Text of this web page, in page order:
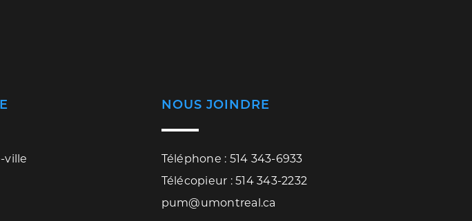
ville
NOUS JOINDRE
Téléphone : 514 343-6933
Télécopieur : 514 343-2232
pum@umontreal.ca